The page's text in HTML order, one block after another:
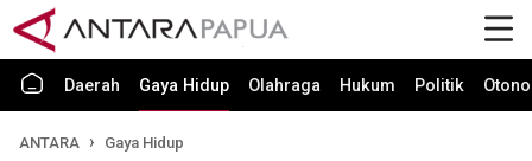
Daerah Gaya Hidup Olahraga Hukum Politik
ANTARA Gaya Hidup